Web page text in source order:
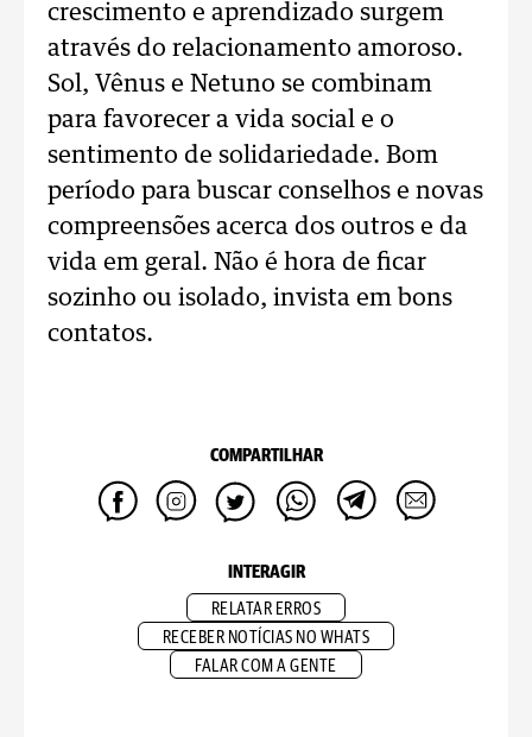
crescimento e aprendizado surgem
através do relacionamento amoroso.
Sol, Vênus e Netuno se combinam
para favorecer a vida social e o
sentimento de solidariedade. Bom
período para buscar conselhos e novas
compreensões acerca dos outros e da
vida em geral. Não é hora de ficar
sozinho ou isolado, invista em bons
contatos.
COMPARTILHAR
INTERAGIR
RELATAR ERROS
RECEBER NOTÍCIAS NO WHATS
FALAR COM A GENTE